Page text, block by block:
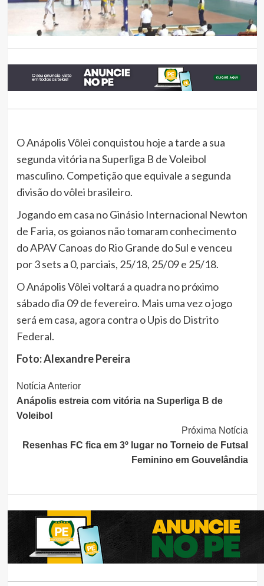
O Anápolis Vôlei conquistou hoje a tarde a sua
segunda vitória na Superliga B de Voleibol
masculino. Competição que equivale a segunda
divisão do vôlei brasileiro.
Jogando em casa no Ginásio Internacional Newton
de Faria, os goianos não tomaram conhecimento
do APAV Canoas do Rio Grande do Sul e venceu
por 3 sets a 0, parciais, 25/18, 25/09 e 25/18.
O Anápolis Vôlei voltará a quadra no próximo
sábado dia 09 de fevereiro. Mais uma vez o jogo
será em casa, agora contra o Upis do Distrito
Federal.
Foto: Alexandre Pereira
Continue
Lendo
Notícia Anterior
Anápolis estreia com vitória na Superliga B de
Voleibol
Próxima Notícia
Resenhas FC fica em 3º lugar no Torneio de Futsal
Feminino em Gouvelândia